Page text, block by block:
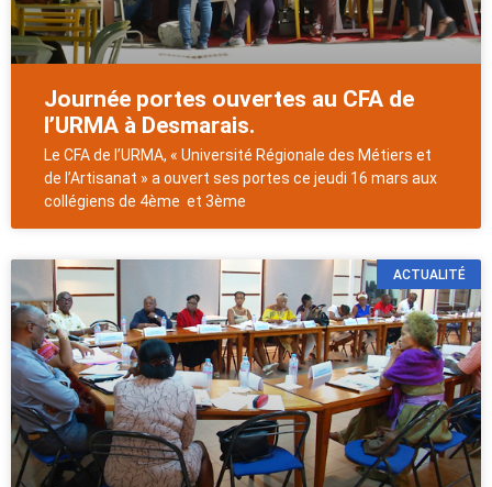
Journée portes ouvertes au CFA de
l’URMA à Desmarais.
Le CFA de l’URMA, « Université Régionale des Métiers et
de l’Artisanat » a ouvert ses portes ce jeudi 16 mars aux
collégiens de 4ème et 3ème
ACTUALITÉ